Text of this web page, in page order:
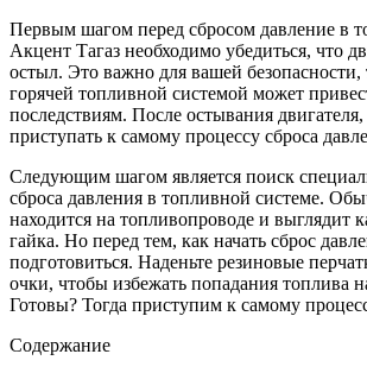
Первым шагом перед сбросом давление в
Акцент Тагаз необходимо убедиться, что
остыл. Это важно для вашей безопасности,
горячей топливной системой может
последствиям. После остывания двигателя,
приступать к самому процессу сброса
Следующим шагом является поиск
сброса давления в топливной системе.
находится на топливопроводе и выглядит
гайка. Но перед тем, как начать сброс
подготовиться. Наденьте резиновые
очки, чтобы избежать попадания топлива
Готовы? Тогда приступим к самому
Содержание